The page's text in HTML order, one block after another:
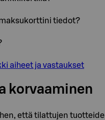
tiedot?
aiheet ja vastaukset
korvaaminen
että tilattujen